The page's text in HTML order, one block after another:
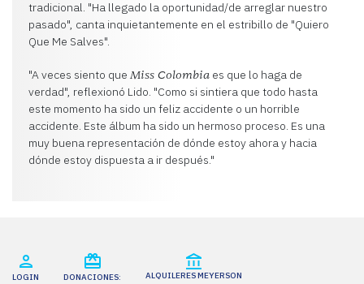
tradicional. "Ha llegado la oportunidad/de arreglar nuestro
pasado", canta inquietantemente en el estribillo de "Quiero
Que Me Salves".
"A veces siento que Miss Colombia es que lo haga de
verdad", reflexionó Lido. "Como si sintiera que todo hasta
este momento ha sido un feliz accidente o un horrible
accidente. Este álbum ha sido un hermoso proceso. Es una
muy buena representación de dónde estoy ahora y hacia
dónde estoy dispuesta a ir después."
LOGIN DONACIONES: ALQUILERES MEYERSON